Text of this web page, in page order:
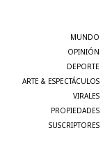
MUNDO
OPINIÓN
DEPORTE
ARTE & ESPECTÁCULOS
VIRALES
PROPIEDADES
SUSCRIPTORES